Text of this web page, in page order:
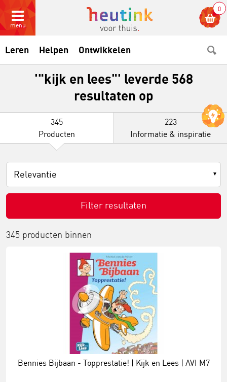
menu
0
Leren Helpen Ontwikkelen
'"kijk en lees"' leverde 568
resultaten op
345
Producten
223
Informatie & inspiratie
Relevantie
Filter resultaten
345 producten binnen
Bennies Bijbaan - Topprestatie! | Kijk en Lees | AVI M7